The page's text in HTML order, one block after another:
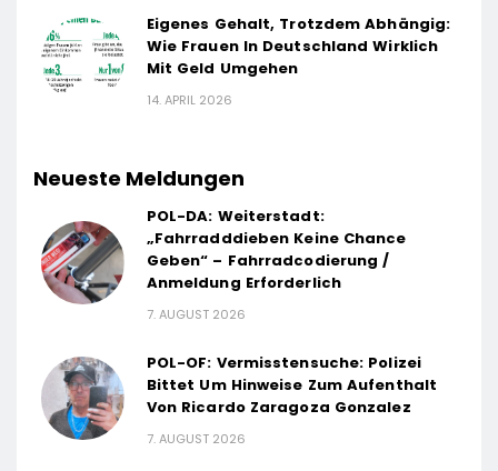
Eigenes Gehalt, Trotzdem Abhängig:
Wie Frauen In Deutschland Wirklich
Mit Geld Umgehen
14. APRIL 2026
Neueste Meldungen
POL-DA: Weiterstadt:
„Fahrradddieben Keine Chance
Geben“ – Fahrradcodierung /
Anmeldung Erforderlich
7. AUGUST 2026
POL-OF: Vermisstensuche: Polizei
Bittet Um Hinweise Zum Aufenthalt
Von Ricardo Zaragoza Gonzalez
7. AUGUST 2026